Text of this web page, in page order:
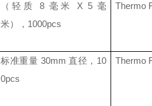
（轻质 8 毫米 X 5 毫
米）， 1000pcs
Thermo
标准重量 30mm直径， 10
0pcs
Thermo